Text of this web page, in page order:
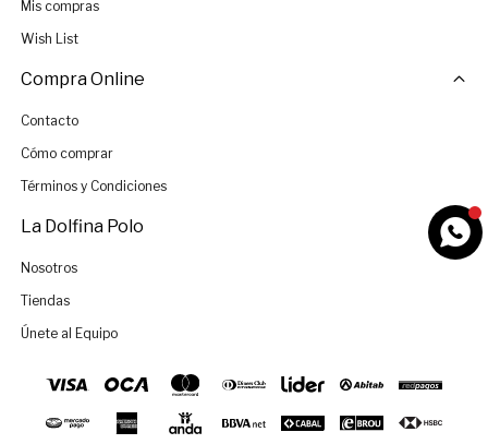
Mis compras
Wish List
Compra Online
Contacto
Cómo comprar
Términos y Condiciones
La Dolfina Polo
Nosotros
Tiendas
Únete al Equipo